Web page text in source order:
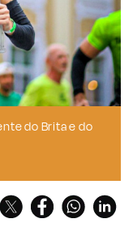
do Brita e do